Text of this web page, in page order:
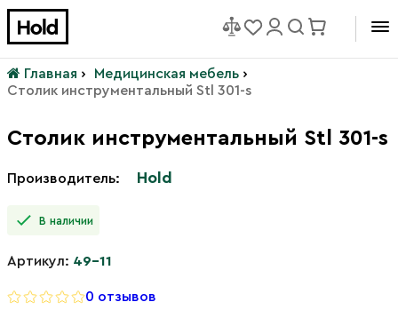
Главная › Медицинская мебель ›
Столик инструментальный Stl 301-s
Столик инструментальный Stl 301-s
Производитель: Hold
В наличии
Артикул: 49-11
0 отзывов